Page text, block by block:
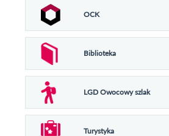
OCK
Biblioteka
LGD Owocowy szlak
Turystyka